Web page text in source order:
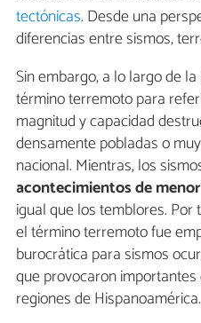
tectónicas. Desde una
diferencias entre sismos,
Sin embargo, a lo largo de
término terremoto para
magnitud y capacidad
densamente pobladas o
nacional. Mientras, los
acontecimientos de
igual que los temblores.
el término terremoto fue
burocrática para sismos
que provocaron
regiones de Hispanoamérica.